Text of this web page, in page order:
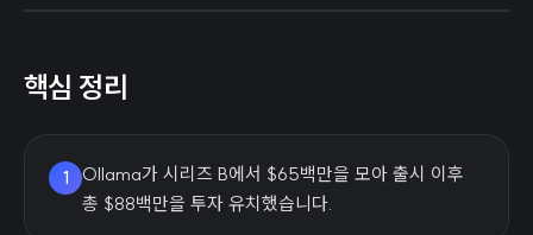
핵심 정리
1
Ollama가 시리즈 B에서 $65백만을 모아 출시 이후
총 $88백만을 투자 유치했습니다.